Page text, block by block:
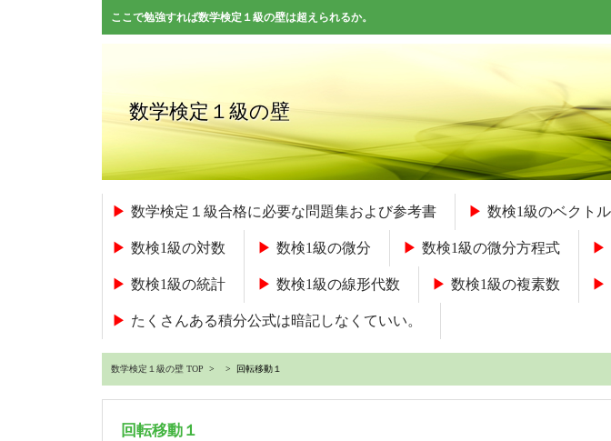
ここで勉強すれば数学検定１級の壁は超えられるか。
数学検定１級の壁
数学検定１級合格に必要な問題集および参考書 数検1級のベクトル
数検1級の対数 数検1級の微分 数検1級の微分方程式
数検1級の統計 数検1級の線形代数 数検1級の複素数
たくさんある積分公式は暗記しなくていい。
数学検定１級の壁 TOP > > 回転移動１
回転移動１